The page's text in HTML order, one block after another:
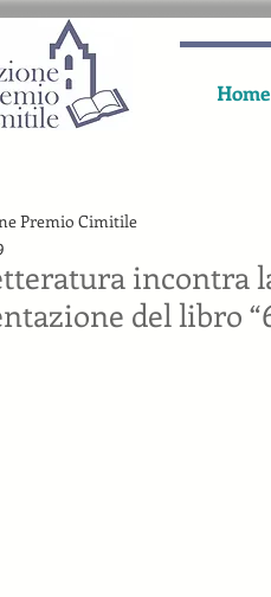
Home
incontra
del libro
Premio Cimitile